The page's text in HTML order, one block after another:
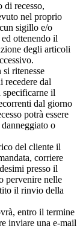
di recesso,
nel proprio
sigillo e/o
ottenendo il
degli articoli
ritenesse
recedere dal
specificarne il
dal giorno
potrà essere
o
del cliente il
corriere
presso il
pervenire nelle
il rinvio della
entro il termine
inviare una e-mail